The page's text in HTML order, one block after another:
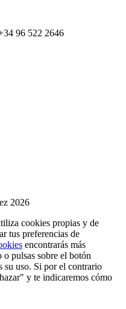
96 522 2646
2026
cookies propias y de
tus preferencias de
encontrarás más
pulsas sobre el botón
su uso. Si por el contrario
y te indicaremos cómo